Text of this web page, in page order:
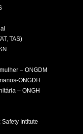
TAS)
– ONGDM
ONGDH
– ONGH
Intitute